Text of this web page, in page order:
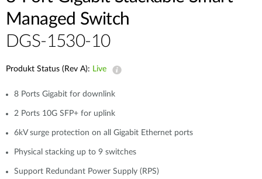
Managed Switch
DGS-1530-10
Produkt Status (Rev A): Live
8 Ports Gigabit for downlink
2 Ports 10G SFP+ for uplink
6kV surge protection on all Gigabit Ethernet ports
Physical stacking up to 9 switches
Support Redundant Power Supply (RPS)